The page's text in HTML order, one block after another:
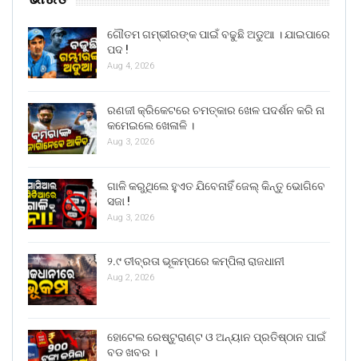
ଗୌତମ ଗମ୍ଭୀରଙ୍କ ପାଇଁ ବଢୁଛି ଅଡୁଆ । ଯାଇପାରେ
ପଦ !
Aug 4, 2026
ରଣଜୀ କ୍ରିକେଟରେ ଚମତ୍କାର ଖେଳ ପଦର୍ଶନ କରି ନା
କମେଇଲେ ଖେଳାଳି ।
Aug 3, 2026
ଗାଳି କରୁଥିଲେ ହୁଏତ ଯିବେନାହିଁ ଜେଲ୍ କିନ୍ତୁ ଭୋଗିବେ
ସଜା !
Aug 3, 2026
୨.୯ ତୀବ୍ରତା ଭୂକମ୍ପରେ କମ୍ପିଲା ରାଜଧାନୀ
Aug 2, 2026
ହୋଟେଲ ରେଷ୍ଟୁରାଣ୍ଟ ଓ ଅନ୍ୟାନ ପ୍ରତିଷ୍ଠାନ ପାଇଁ
ବଡ ଖବର ।